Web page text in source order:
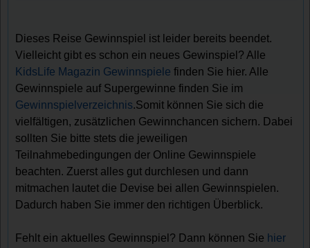
Dieses Reise Gewinnspiel ist leider bereits beendet.
Vielleicht gibt es schon ein neues Gewinspiel? Alle
KidsLife Magazin Gewinnspiele finden Sie hier. Alle
Gewinnspiele auf Supergewinne finden Sie im
Gewinnspielverzeichnis.Somit können Sie sich die
vielfältigen, zusätzlichen Gewinnchancen sichern. Dabei
sollten Sie bitte stets die jeweiligen
Teilnahmebedingungen der Online Gewinnspiele
beachten. Zuerst alles gut durchlesen und dann
mitmachen lautet die Devise bei allen Gewinnspielen.
Dadurch haben Sie immer den richtigen Überblick.
Fehlt ein aktuelles Gewinnspiel? Dann können Sie hier